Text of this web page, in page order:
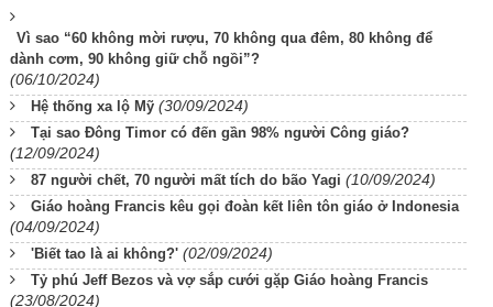
Vì sao “60 không mời rượu, 70 không qua đêm, 80 không để
dành cơm, 90 không giữ chỗ ngồi”?
(06/10/2024)
Hệ thống xa lộ Mỹ (30/09/2024)
Tại sao Đông Timor có đến gần 98% người Công giáo?
(12/09/2024)
87 người chết, 70 người mất tích do bão Yagi (10/09/2024)
Giáo hoàng Francis kêu gọi đoàn kết liên tôn giáo ở Indonesia
(04/09/2024)
'Biết tao là ai không?' (02/09/2024)
Tỷ phú Jeff Bezos và vợ sắp cưới gặp Giáo hoàng Francis
(23/08/2024)